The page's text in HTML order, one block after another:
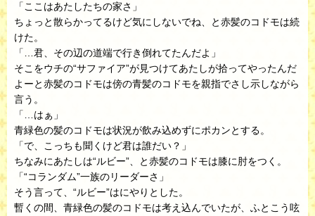
「ここはあたしたちの家さ」
ちょっと散らかってるけど気にしないでね、と赤髪のコドモは続
けた。
「…君、その辺の道端で行き倒れてたんだよ」
そこをウチの“サファイア”が見つけてあたしが拾ってやったんだ
よーと赤髪のコドモは傍の青髪のコドモを親指でさし示しながら
言う。
「…はぁ」
青緑色の髪のコドモは状況が飲み込めずにポカンとする。
「で、こっちも聞くけど君は誰だい？」
ちなみにあたしは“ルビー”、と赤髪のコドモは膝に肘をつく。
「“コランダム”一族のリーダーさ」
そう言って、“ルビー”はにやりとした。
暫くの間、青緑色の髪のコドモは考え込んでいたが、ふとこう呟